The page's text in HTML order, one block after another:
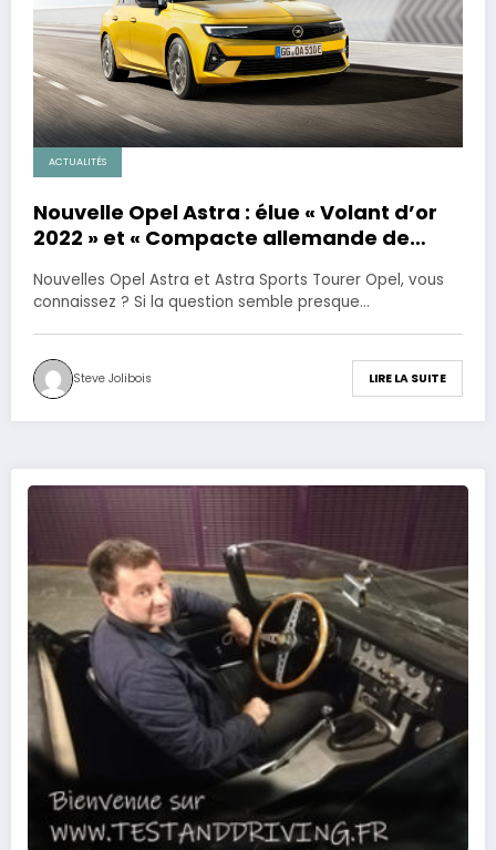
ACTUALITÉS
Nouvelle Opel Astra : élue « Volant d’or
2022 » et « Compacte allemande de
Nouvelles Opel Astra et Astra Sports Tourer Opel, vous
connaissez ? Si la question semble presque…
Steve Jolibois LIRE LA SUITE